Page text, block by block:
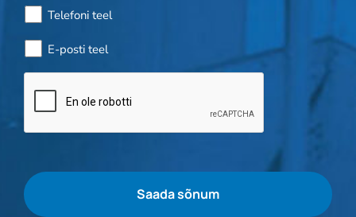
Telefoni teel
E-posti teel